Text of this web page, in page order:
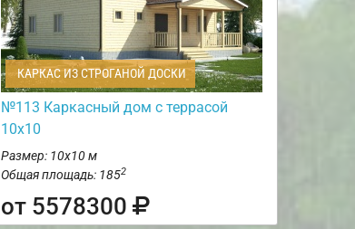
КАРКАС ИЗ СТРОГАНОЙ ДОСКИ
№113 Каркасный дом с террасой
10х10
Размер: 10х10 м
Общая площадь: 1852
от 5578300